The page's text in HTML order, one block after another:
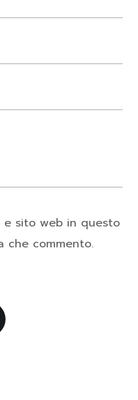
e sito web in questo
che commento.